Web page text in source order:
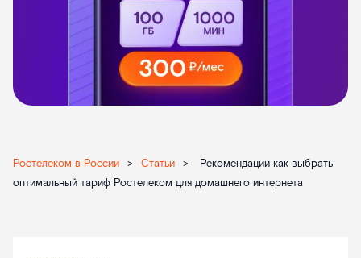
Ростелеком в России > Статьи >
Рекомендации как выбрать
оптимальный тариф Ростелеком для домашнего интернета